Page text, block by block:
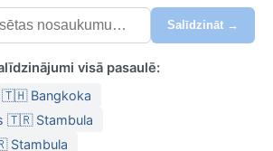
ir silta, pat karsta, ar
ap divdesmit pieciem grādiem,
visa gada garumā, lai gan vasarā
lietusgāzes. Dodoties uz
bez siltas ziemas jakas,
apaviem. Vasarā
Salīdzināt →
visā pasaulē:
Bangkoka
🇹🇷 Stambula